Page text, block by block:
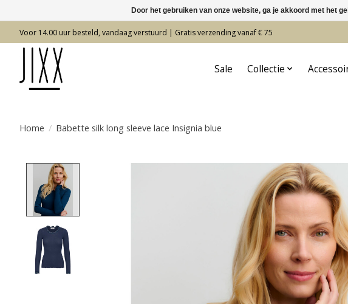
Voor 14.00 uur besteld, vandaag verstuurd | Gratis verzending vanaf € 75
Sale Collectie
Home / Babette silk long sleeve lace Insignia blue
Door het gebruiken van onze website, ga je akkoord met het